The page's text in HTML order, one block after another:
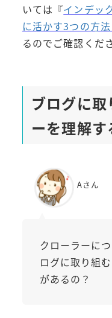
いては『インデッ
に活かす3つの方
るのでご確認くだ
ブログに
ーを理解す
Aさん
クローラーに
ログに取り組
があるの？